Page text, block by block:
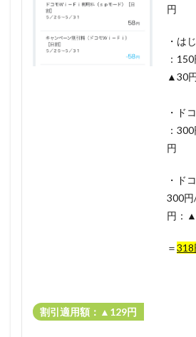
円
・は
：
▲30
・ド
：
円
・ド
300
円：
＝318
割引適用額：▲129円